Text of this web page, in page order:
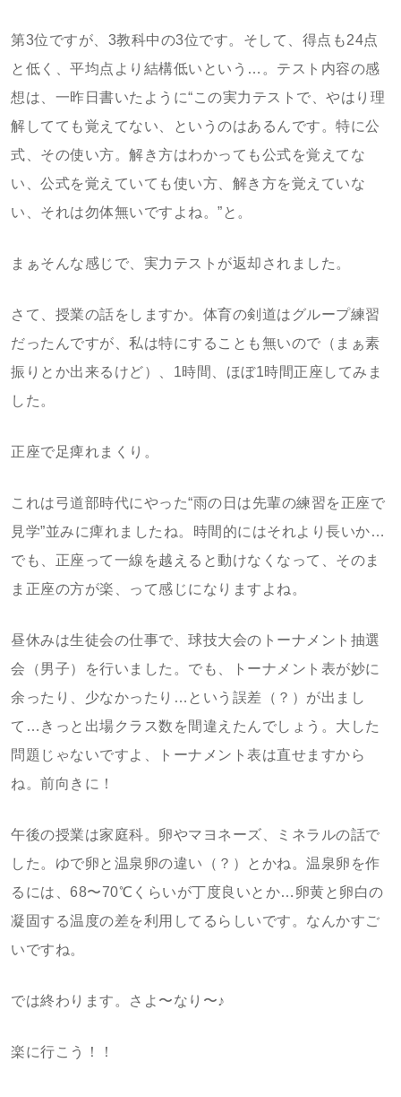
第3位ですが、3教科中の3位です。そして、得点も24点
と低く、平均点より結構低いという…。テスト内容の感
想は、一昨日書いたように“この実力テストで、やはり理
解してても覚えてない、というのはあるんです。特に公
式、その使い方。解き方はわかっても公式を覚えてな
い、公式を覚えていても使い方、解き方を覚えていな
い、それは勿体無いですよね。”と。
まぁそんな感じで、実力テストが返却されました。
さて、授業の話をしますか。体育の剣道はグループ練習
だったんですが、私は特にすることも無いので（まぁ素
振りとか出来るけど）、1時間、ほぼ1時間正座してみま
した。
正座で足痺れまくり。
これは弓道部時代にやった“雨の日は先輩の練習を正座で
見学”並みに痺れましたね。時間的にはそれより長いか…
でも、正座って一線を越えると動けなくなって、そのま
ま正座の方が楽、って感じになりますよね。
昼休みは生徒会の仕事で、球技大会のトーナメント抽選
会（男子）を行いました。でも、トーナメント表が妙に
余ったり、少なかったり…という誤差（？）が出まし
て…きっと出場クラス数を間違えたんでしょう。大した
問題じゃないですよ、トーナメント表は直せますから
ね。前向きに！
午後の授業は家庭科。卵やマヨネーズ、ミネラルの話で
した。ゆで卵と温泉卵の違い（？）とかね。温泉卵を作
るには、68〜70℃くらいが丁度良いとか…卵黄と卵白の
凝固する温度の差を利用してるらしいです。なんかすご
いですね。
では終わります。さよ〜なり〜♪
楽に行こう！！